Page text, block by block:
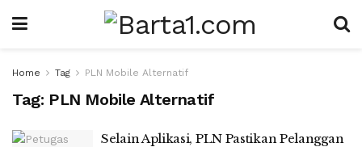
Home Tag PLN Mobile Alternatif
Tag: PLN Mobile Alternatif
Selain Aplikasi, PLN Pastikan Pelanggan